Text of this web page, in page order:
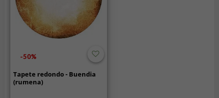
-50%
Tapete redondo - Buendia
(rumena)